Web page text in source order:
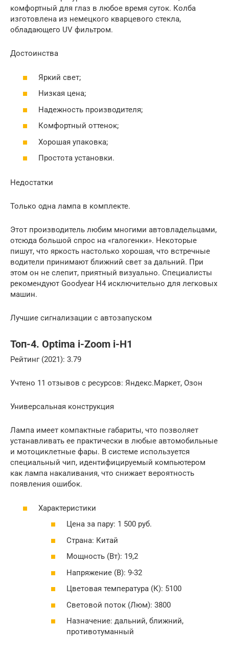
комфортный для глаз в любое время суток. Колба
изготовлена из немецкого кварцевого стекла,
обладающего UV фильтром.
Достоинства
Яркий свет;
Низкая цена;
Надежность производителя;
Комфортный оттенок;
Хорошая упаковка;
Простота установки.
Недостатки
Только одна лампа в комплекте.
Этот производитель любим многими автовладельцами,
отсюда большой спрос на «галогенки». Некоторые
пишут, что яркость настолько хорошая, что встречные
водители принимают ближний свет за дальний. При
этом он не слепит, приятный визуально. Специалисты
рекомендуют Goodyear Н4 исключительно для легковых
машин.
Лучшие сигнализации с автозапуском
Топ-4. Optima i-Zoom i-H1
Рейтинг (2021): 3.79
Учтено 11 отзывов с ресурсов: Яндекс.Маркет, Озон
Универсальная конструкция
Лампа имеет компактные габариты, что позволяет
устанавливать ее практически в любые автомобильные
и мотоциклетные фары. В системе используется
специальный чип, идентифицируемый компьютером
как лампа накаливания, что снижает вероятность
появления ошибок.
Характеристики
Цена за пару: 1 500 руб.
Страна: Китай
Мощность (Вт): 19,2
Напряжение (В): 9-32
Цветовая температура (К): 5100
Световой поток (Люм): 3800
Назначение: дальний, ближний,
противотуманный